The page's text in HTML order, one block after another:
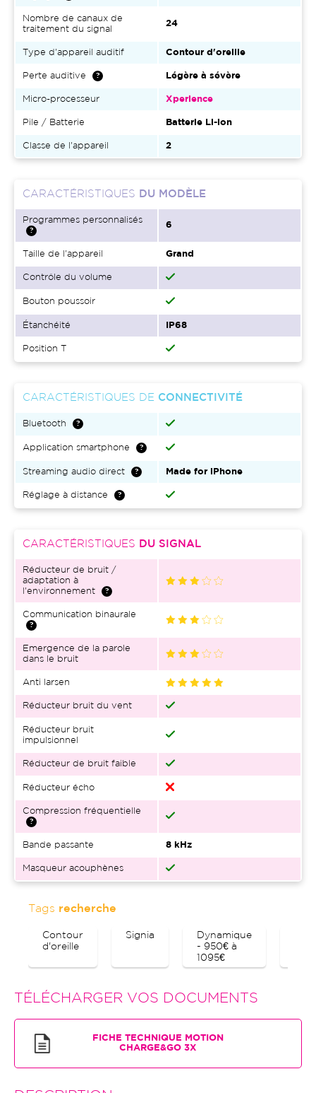
Nombre de canaux de
traitement du signal
24
Type d'appareil auditif Contour d'oreille
Perte auditive Légère à sévère
Micro-processeur Xperience
Pile / Batterie Batterie Li-ion
Classe de l'appareil 2
CARACTÉRISTIQUES DU MODÈLE
Programmes personnalisés
6
Taille de l'appareil Grand
Contrôle du volume
Bouton poussoir
Étanchéité IP68
Position T
CARACTÉRISTIQUES DE CONNECTIVITÉ
Bluetooth
Application smartphone
Streaming audio direct Made for iPhone
Réglage à distance
CARACTÉRISTIQUES DU SIGNAL
Réducteur de bruit /
adaptation à
l'environnement
Communication binaurale
Emergence de la parole
dans le bruit
Anti larsen
Réducteur bruit du vent
Réducteur bruit
impulsionnel
Réducteur de bruit faible
Réducteur écho
Compression fréquentielle
Bande passante 8 kHz
Masqueur acouphènes
Tags recherche
Contour
d'oreille
Signia
Dynamique
- 950€ à
1095€
TÉLÉCHARGER VOS DOCUMENTS
FICHE TECHNIQUE MOTION
CHARGE&GO 3X